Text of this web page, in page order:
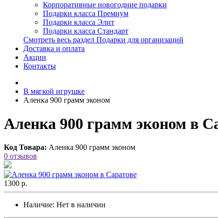
Корпоративные новогодние подарки
Подарки класса Премиум
Подарки класса Элит
Подарки класса Стандарт
Смотреть весь раздел Подарки для организаций
Доставка и оплата
Акции
Контакты
В мягкой игрушке
Аленка 900 грамм эконом
Аленка 900 грамм эконом в
Код Товара: Аленка 900 грамм эконом
0 отзывов
1300 р.
Наличие: Нет в наличии